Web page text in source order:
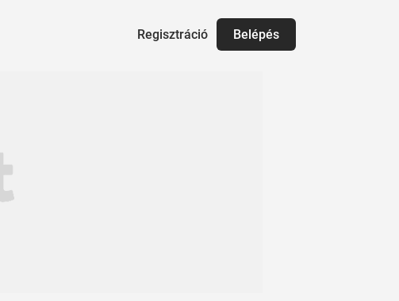
Belépés
Regisztráció